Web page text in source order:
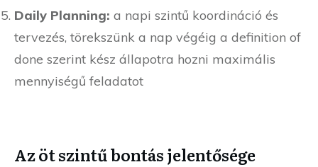
Daily Planning: a napi szintű koordináció és
tervezés, törekszünk a nap végéig a definition of
done szerint kész állapotra hozni maximális
mennyiségű feladatot
Az öt szintű bontás jelentősége